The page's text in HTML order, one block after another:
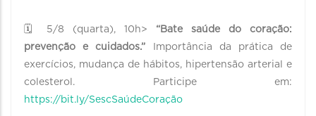
🗓 5/8 (quarta), 10h> “Bate saúde do coração:
prevenção e cuidados.” Importância da prática de
exercícios, mudança de hábitos, hipertensão arterial e
colesterol. Participe em:
https://bit.ly/SescSaúdeCoração